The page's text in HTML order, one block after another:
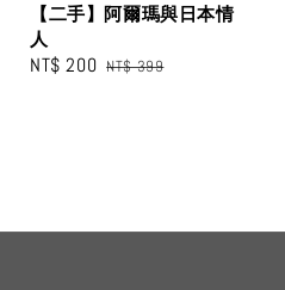
【二手】阿爾瑪與日本情
人
Sale
NT$ 200 Regular
NT$ 399